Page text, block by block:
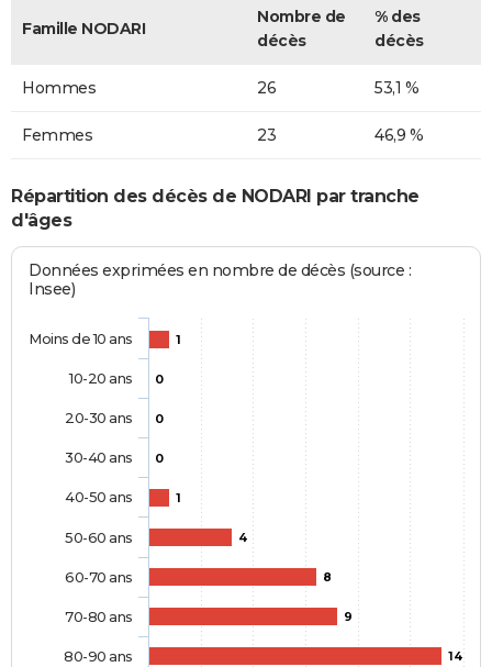
Famille NODARI
Nombre de
décès
% des
décès
Hommes 26 53,1 %
Femmes 23 46,9 %
Répartition des décès de NODARI par tranche
d'âges
Données exprimées en nombre de décès (source :
Insee)
1
0
0
0
1
4
8
9
14
Moins de 10 ans
10-20 ans
20-30 ans
30-40 ans
40-50 ans
50-60 ans
60-70 ans
70-80 ans
80-90 ans